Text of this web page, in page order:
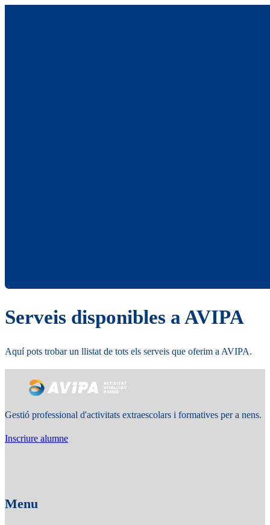
Serveis disponibles a AVIPA
Aquí pots trobar un llistat de tots els serveis que oferim a AVIPA.
Gestió professional d'activitats extraescolars i formatives per a nens.
Inscriure alumne
Menu